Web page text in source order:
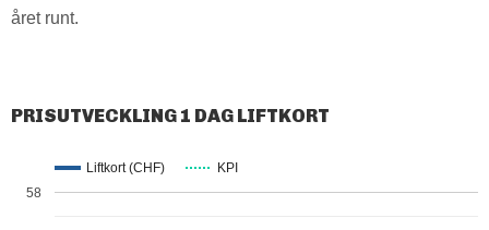
året runt.
PRISUTVECKLING 1 DAG LIFTKORT
Liftkort (CHF) KPI
58